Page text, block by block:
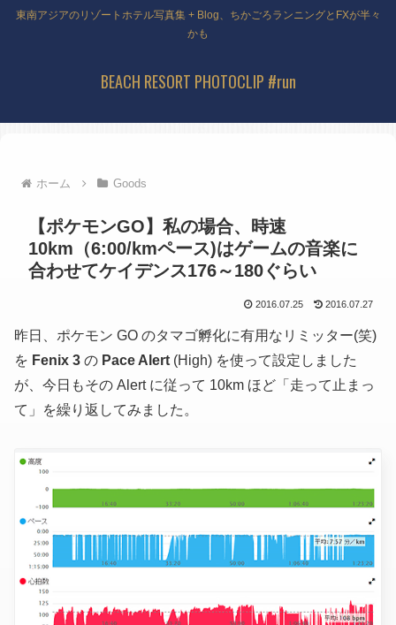
東南アジアのリゾートホテル写真集 + Blog、ちかごろランニングとFXが半々
かも
BEACH RESORT PHOTOCLIP #run
ホーム Goods
【ポケモンGO】私の場合、時速
10km（6:00/kmペース)はゲームの音楽に
合わせてケイデンス176～180ぐらい
2016.07.25 2016.07.27
昨日、ポケモン GO のタマゴ孵化に有用なリミッター(笑)
を Fenix 3 の Pace Alert (High) を使って設定しました
が、今日もその Alert に従って 10km ほど「走って止まっ
て」を繰り返してみました。